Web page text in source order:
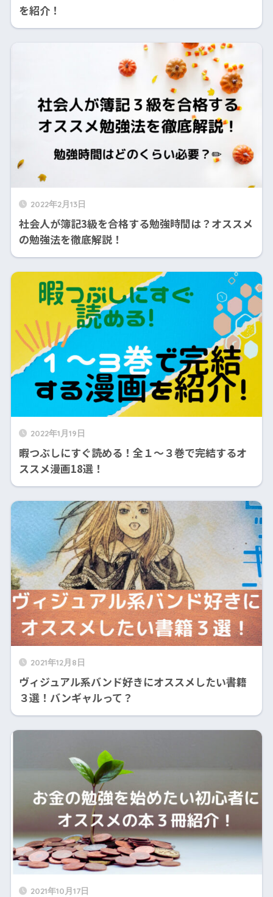
を紹介！
2022年2月13日
社会人が簿記3級を合格する勉強時間は？オススメ
の勉強法を徹底解説！
2022年1月19日
暇つぶしにすぐ読める！全１〜３巻で完結するオ
ススメ漫画18選！
2021年12月8日
ヴィジュアル系バンド好きにオススメしたい書籍
３選！バンギャルって？
2021年10月17日